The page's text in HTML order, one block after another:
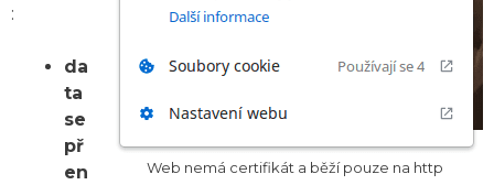
Web nemá certifikát a běží pouze na http
:
da
ta
se
př
en